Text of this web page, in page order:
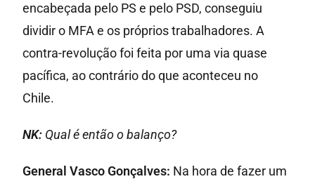
encabeçada pelo PS e pelo PSD, conseguiu
dividir o MFA e os próprios trabalhadores. A
contra-revolução foi feita por uma via quase
pacífica, ao contrário do que aconteceu no
Chile.
NK: Qual é então o balanço?
General Vasco Gonçalves: Na hora de fazer um